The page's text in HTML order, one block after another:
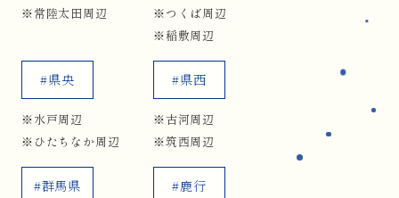
※常陸太田周辺
※つくば周辺
※稲敷周辺
#県央
※水戸周辺
※ひたちなか周辺
#県西
※古河周辺
※筑西周辺
#群馬県 #鹿行